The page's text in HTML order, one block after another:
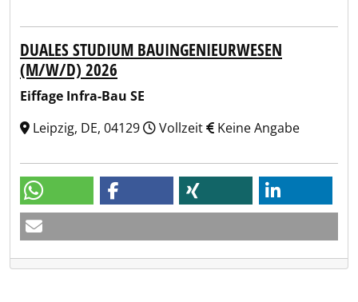
DUALES STUDIUM BAUINGENIEURWESEN
(M/W/D) 2026
Eiffage Infra-Bau SE
Leipzig, DE, 04129
Vollzeit Keine Angabe